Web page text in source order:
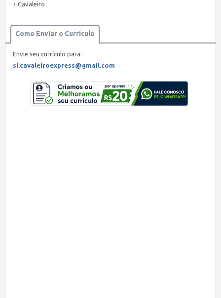
↑ Cavaleiro
Como Enviar o Currículo
Envie seu currículo para:
sl.cavaleiroexpress@gmail.com